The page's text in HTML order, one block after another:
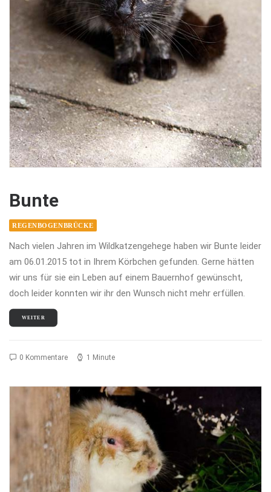
Bunte
REGENBOGENBRÜCKE
Nach vielen Jahren im Wildkatzengehege haben wir Bunte leider
am 06.01.2015 tot in Ihrem Körbchen gefunden. Gerne hätten
wir uns für sie ein Leben auf einem Bauernhof gewünscht,
doch leider konnten wir ihr den Wunsch nicht mehr erfüllen.
WEITER
0 Kommentare 1 Minute